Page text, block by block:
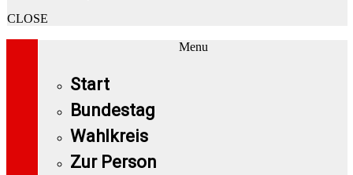
CLOSE
Menu
Start
Bundestag
Wahlkreis
Zur Person